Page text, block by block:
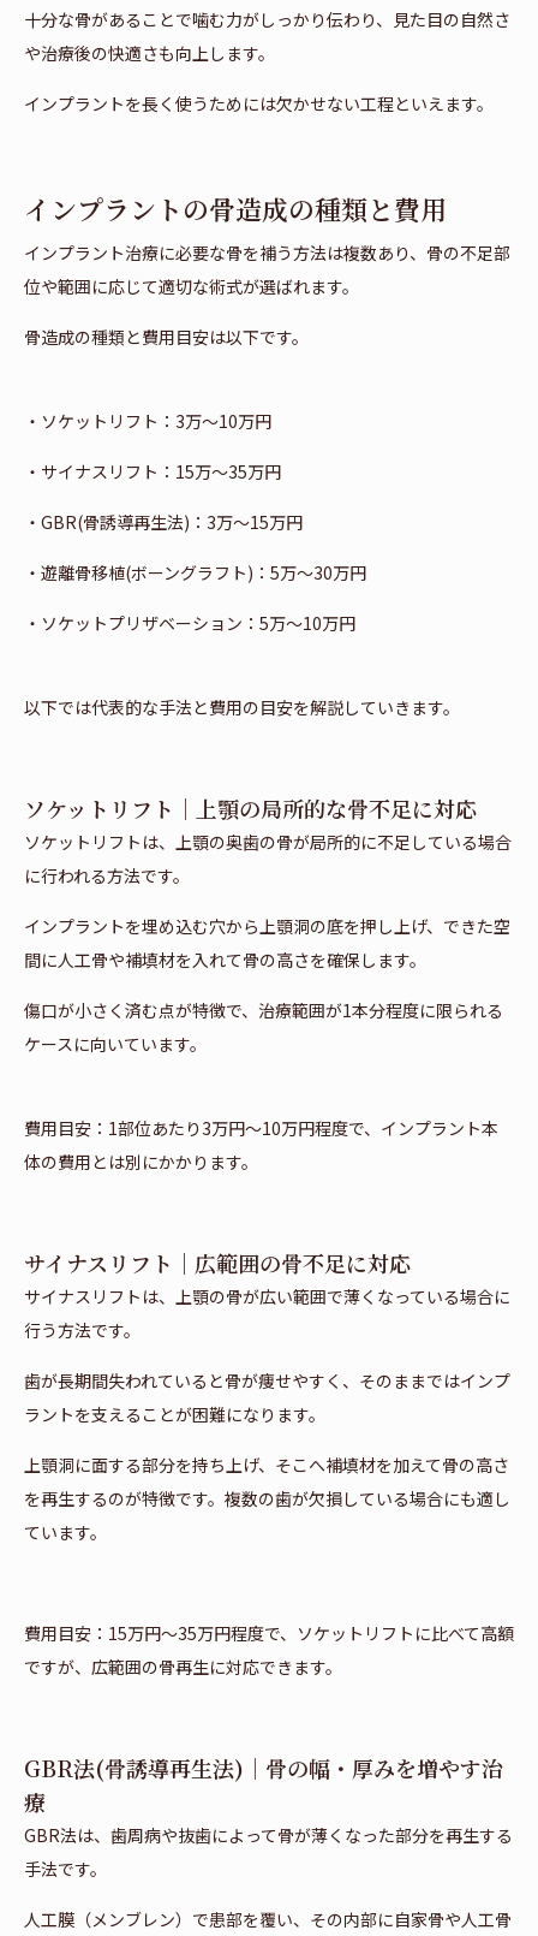
十分な骨があることで噛む力がしっかり伝わり、見た目の自然さ
や治療後の快適さも向上します。
インプラントを長く使うためには欠かせない工程といえます。
インプラントの骨造成の種類と費用
インプラント治療に必要な骨を補う方法は複数あり、骨の不足部
位や範囲に応じて適切な術式が選ばれます。
骨造成の種類と費用目安は以下です。
・ソケットリフト：3万～10万円
・サイナスリフト：15万～35万円
・GBR(骨誘導再生法)：3万～15万円
・遊離骨移植(ボーングラフト)：5万～30万円
・ソケットプリザベーション：5万～10万円
以下では代表的な手法と費用の目安を解説していきます。
ソケットリフト｜上顎の局所的な骨不足に対応
ソケットリフトは、上顎の奥歯の骨が局所的に不足している場合
に行われる方法です。
インプラントを埋め込む穴から上顎洞の底を押し上げ、できた空
間に人工骨や補填材を入れて骨の高さを確保します。
傷口が小さく済む点が特徴で、治療範囲が1本分程度に限られる
ケースに向いています。
費用目安：1部位あたり3万円〜10万円程度で、インプラント本
体の費用とは別にかかります。
サイナスリフト｜広範囲の骨不足に対応
サイナスリフトは、上顎の骨が広い範囲で薄くなっている場合に
行う方法です。
歯が長期間失われていると骨が痩せやすく、そのままではインプ
ラントを支えることが困難になります。
上顎洞に面する部分を持ち上げ、そこへ補填材を加えて骨の高さ
を再生するのが特徴です。複数の歯が欠損している場合にも適し
ています。
費用目安：15万円〜35万円程度で、ソケットリフトに比べて高額
ですが、広範囲の骨再生に対応できます。
GBR法(骨誘導再生法)｜骨の幅・厚みを増やす治
療
GBR法は、歯周病や抜歯によって骨が薄くなった部分を再生する
手法です。
人工膜（メンブレン）で患部を覆い、その内部に自家骨や人工骨